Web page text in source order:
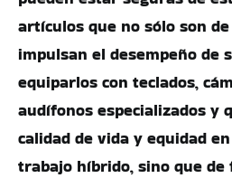
artículos que no sólo son
impulsan el desempeño de
equiparlos con teclados,
audífonos especializados y
calidad de vida y equidad
trabajo híbrido, sino que